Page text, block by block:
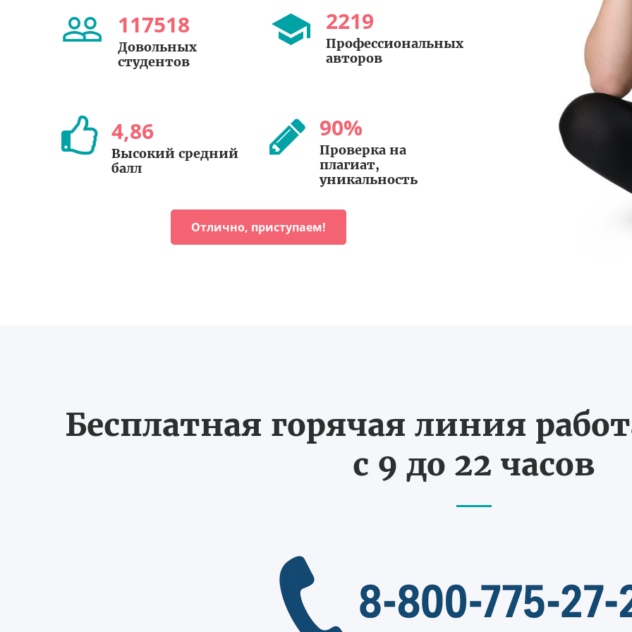
117518
Довольных
студентов
2219
Профессиональных
авторов
4,86
Высокий средний
балл
90%
Проверка на
плагиат,
уникальность
Отлично, приступаем!
Бесплатная горячая линия
с 9 до 22 часов